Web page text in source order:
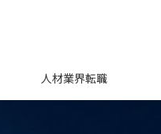
人材業界転職